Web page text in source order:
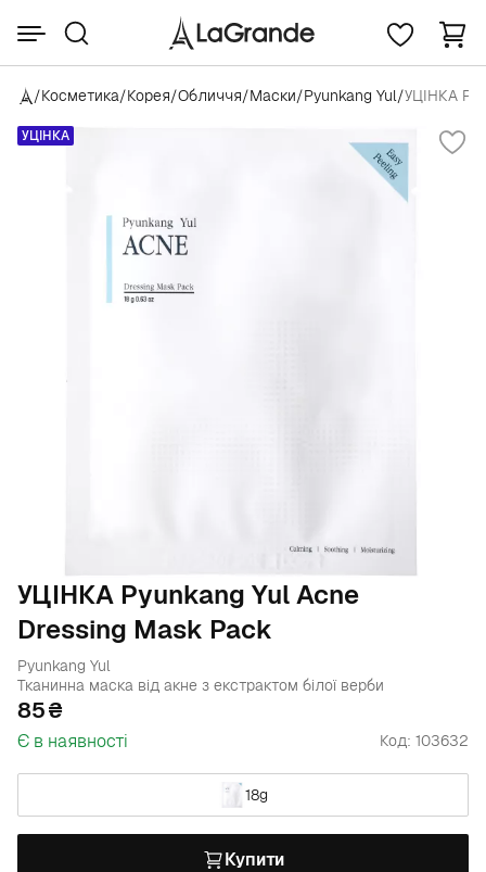
/Косметика/Корея/Обличчя/Маски/Pyunkang Yul/УЦІНКА
УЦІНКА
УЦІНКА Pyunkang Yul Acne
Dressing Mask Pack
Pyunkang Yul
Тканинна маска від акне з екстрактом білої верби
85
Є в наявності Код: 103632
18g
Купити